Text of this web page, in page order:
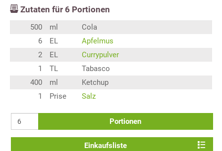
Zutaten für 6 Portionen
500 ml
Cola
6
EL
Apfelmus
2
EL
Currypulver
1
TL
Tabasco
400
ml
Ketchup
1
Prise Salz
Portionen
Einkaufsliste